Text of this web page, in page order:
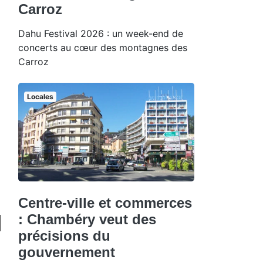
Carroz
Dahu Festival 2026 : un week-end de
concerts au cœur des montagnes des
Carroz
Locales
Centre-ville et commerces
: Chambéry veut des
précisions du
gouvernement